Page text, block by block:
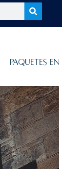
Paquetes